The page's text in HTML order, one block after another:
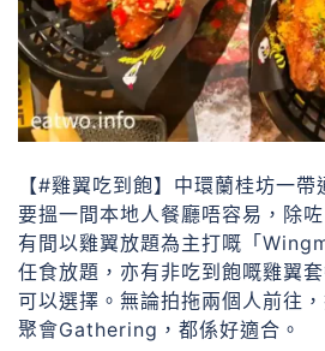
【#雞翼吃到飽】中環蘭桂坊一
要搵一間本地人餐廳唔容易，除
有間以雞翼放題為主打嘅「
任食放題，亦有非吃到飽嘅雞翼
可以選擇。無論拍拖兩個人前往
聚會Gathering，都係好適合。